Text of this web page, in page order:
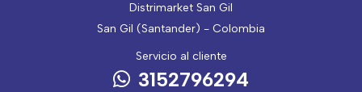
Distrimarket San Gil
San Gil (Santander) - Colombia
Servicio al cliente
3152796294